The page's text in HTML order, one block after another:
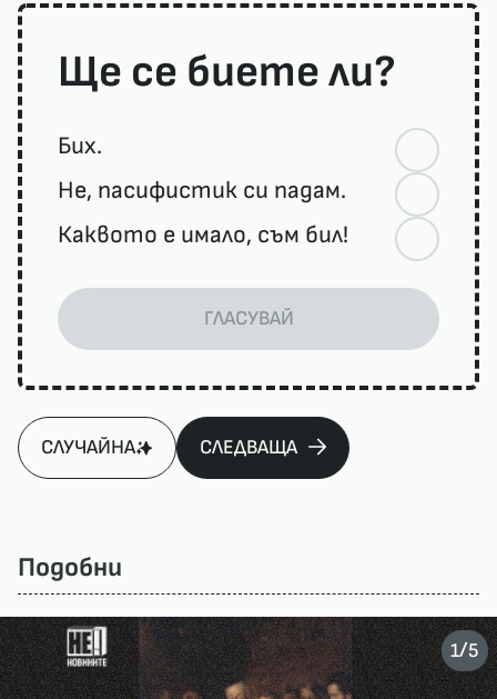
Ще се биете ли?
Бих.
Не, пасифистик си падам.
Каквото е имало, съм бил!
ГЛАСУВАЙ
СЛУЧАЙНА СЛЕДВАЩА
Подобни
1/5